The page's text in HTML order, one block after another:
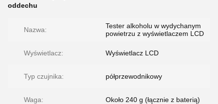
oddechu
Nazwa:
Tester alkoholu w wydychanym
powietrzu z wyświetlaczem LCD
Wyświetlacz: Wyświetlacz LCD
Typ czujnika: półprzewodnikowy
Waga: Około 240 g (łącznie z baterią)